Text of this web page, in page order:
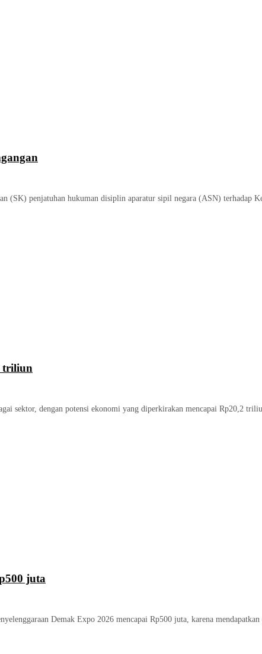
(SK) penjatuhan hukuman disiplin aparatur sipil negara (ASN) terhadap
triliun
sektor, dengan potensi ekonomi yang diperkirakan mencapai Rp20,2
juta
Demak Expo 2026 mencapai Rp500 juta, karena